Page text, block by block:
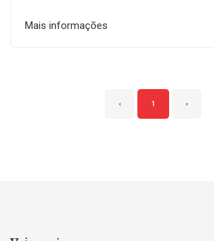
Mais informações
‹ 1 ›